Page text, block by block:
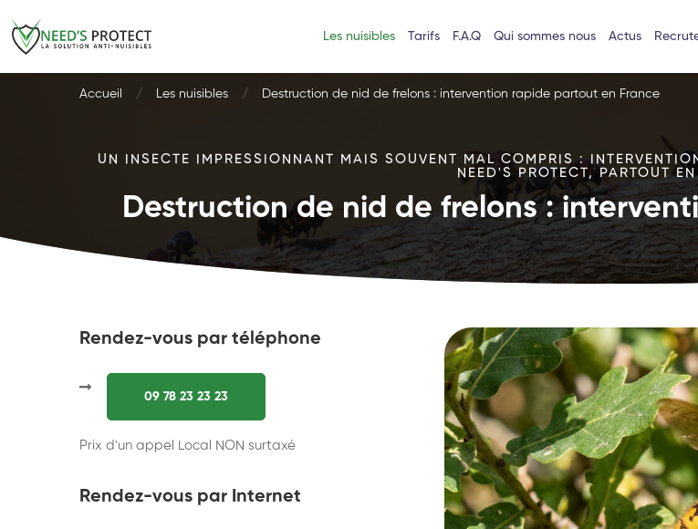
Les nuisibles Tarifs F.A.Q Qui sommes nous Actus
Accueil Les nuisibles Destruction de nid de frelons : intervention rapide partout en France
UN INSECTE IMPRESSIONNANT MAIS SOUVENT MAL COMPRIS :
NEED'S PROTECT, PARTOUT
Destruction de nid de frelons :
Rendez-vous par téléphone
09 78 23 23 23
Prix d'un appel Local NON surtaxé
Rendez-vous par Internet